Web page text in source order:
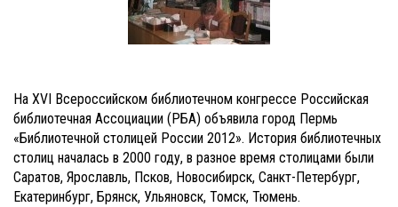
На XVI Всероссийском библиотечном конгрессе Российская
библиотечная Ассоциации (РБА) объявила город Пермь
«Библиотечной столицей России 2012». История библиотечных
столиц началась в 2000 году, в разное время столицами были
Саратов, Ярославль, Псков, Новосибирск, Санкт-Петербург,
Екатеринбург, Брянск, Ульяновск, Томск, Тюмень.